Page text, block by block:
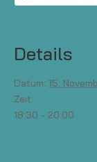
Details
Datum: 15.
Zeit:
18:30 - 20:00